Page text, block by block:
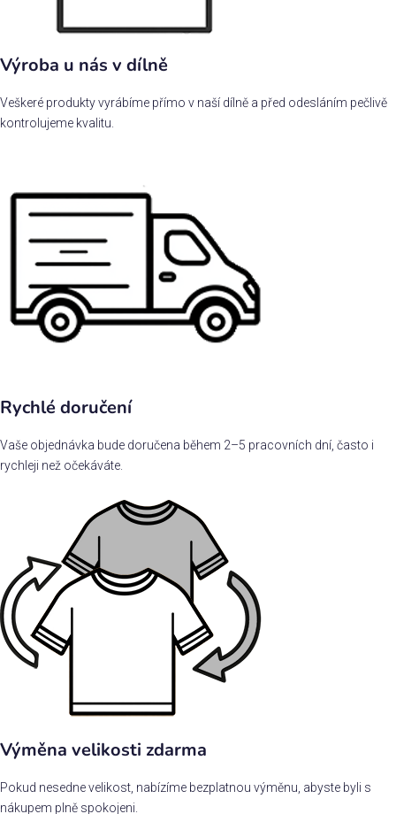
Výroba u nás v dílně
Veškeré produkty vyrábíme přímo v naší dílně a před odesláním pečlivě
kontrolujeme kvalitu.
Rychlé doručení
Vaše objednávka bude doručena během 2–5 pracovních dní, často i
rychleji než očekáváte.
Výměna velikosti zdarma
Pokud nesedne velikost, nabízíme bezplatnou výměnu, abyste byli s
nákupem plně spokojeni.